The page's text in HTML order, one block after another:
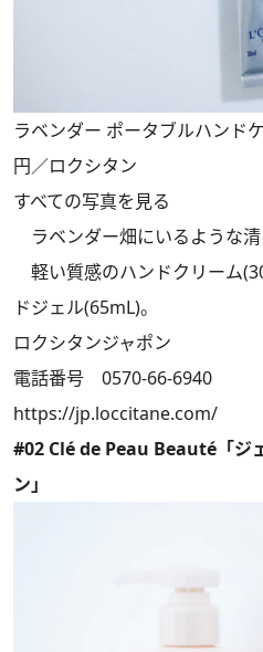
ラベンダー ポータブルハンド
円／ロクシタン
すべての写真を見る
ラベンダー畑にいるような清
軽い質感のハンドクリーム
ドジェル(65mL)。
ロクシタンジャポン
電話番号 0570-66-6940
https://jp.loccitane.com/
#02 Clé de Peau Beauté「ジ
ン」